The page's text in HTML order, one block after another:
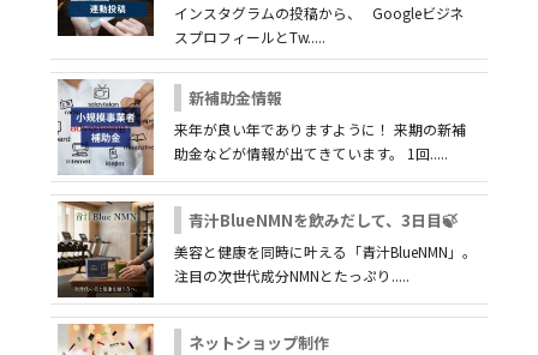
インスタグラムの投稿から、 Googleビジネ
スプロフィールとTw.....
新補助金情報
来年が良い年でありますように！ 来期の新補
助金などが情報が出てきています。 1回.....
青汁BlueNMNを飲みだして、3日目🍃
美容と健康を同時に叶える「青汁BlueNMN」。
注目の次世代成分NMNとたっぷり.....
ネットショップ制作